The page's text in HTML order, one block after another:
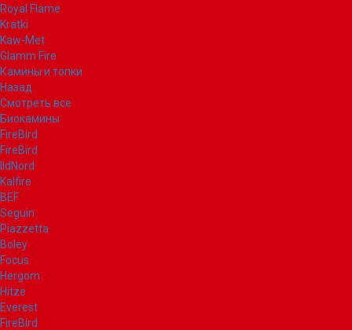
Royal Flame
Kratki
Kaw-Met
Glamm Fire
Камины и топки
Назад
Смотреть все
Биокамины
FireBird
FireBird
IldNord
Kalfire
BEF
Seguin
Piazzetta
Boley
Focus
Hergom
Hitze
Everest
FireBird